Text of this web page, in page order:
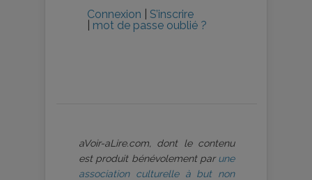
Connexion
S’inscrire
mot de passe oublié ?
aVoir-aLire.com, dont le contenu
est produit bénévolement par une
association culturelle à but non